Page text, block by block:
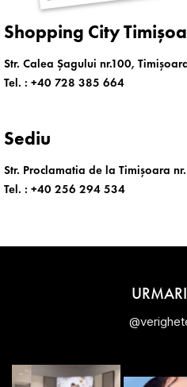
Shopping City
Str. Calea Șagului nr.100,
Tel. : +40 728 385 664
Sediu
Str. Proclamatia de la Timișoara
Tel. : +40 256 294 534